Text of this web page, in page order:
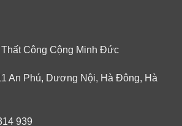
Công Cộng Minh Đức
An Phú, Dương Nội, Hà Đông, Hà
939